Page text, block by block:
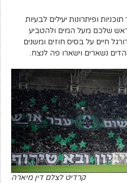
ופיתרונות יעילים לבעיות
שלכם מעל המים ולהטביע
חיים על בסיס חוזים ומשנים
נשארים וישארו פה לנצח.
קרדיט לצלם דין מיארה